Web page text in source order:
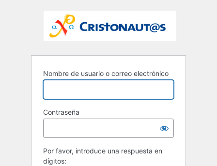
Nombre de usuario o correo electrónico
Contraseña
Por favor, introduce una respuesta en
dígitos: